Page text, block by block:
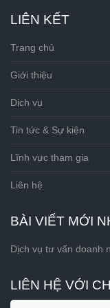
LIÊN KẾT
Trang chủ
Giới thiệu
Dịch vụ
Tin tức & Sự kiện
Lĩnh vực tham gia
Liên hệ
BÀI VIẾT MỚI
Dịch vụ tư vấn doanh
LIÊN HỆ VỚI